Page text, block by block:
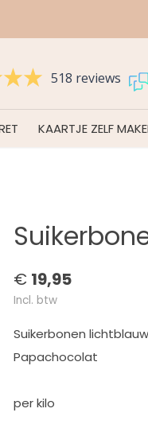
KAARTJE ZELF
518 reviews
€ 19,95
Incl. btw
Suikerbonen
Papachocolat
per kilo